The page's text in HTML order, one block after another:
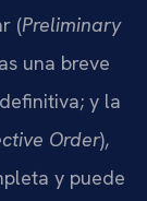
(Preliminary
una breve
y la
Order),
y puede